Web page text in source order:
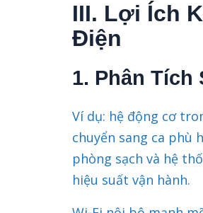
III. Lợi Ích
Điện
1. Phân Tích
Ví dụ: hệ động cơ
chuyển sang ca phù
phòng sạch và hệ
hiệu suất vận hành.